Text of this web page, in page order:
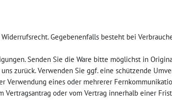
Gegebenenfalls besteht bei
Senden Sie die Ware bitte möglichst in
zurück. Verwenden Sie ggf. eine schützende
Verwendung eines oder mehrerer
Vertragsantrag oder vom Vertrag innerhalb einer